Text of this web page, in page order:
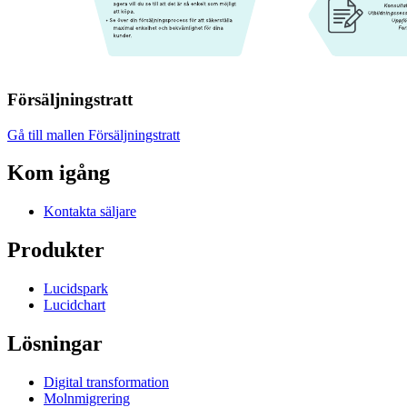
Försäljningstratt
Gå till mallen Försäljningstratt
Kom igång
Kontakta säljare
Produkter
Lucidspark
Lucidchart
Lösningar
Digital transformation
Molnmigrering